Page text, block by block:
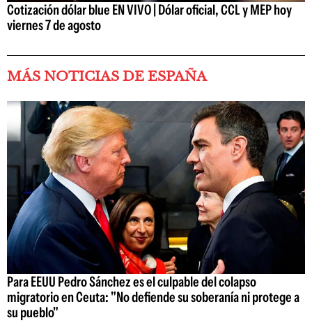
Cotización dólar blue EN VIVO | Dólar oficial, CCL y MEP hoy
viernes 7 de agosto
MÁS NOTICIAS DE ESPAÑA
Para EEUU Pedro Sánchez es el culpable del colapso
migratorio en Ceuta: "No defiende su soberanía ni protege a
su pueblo"